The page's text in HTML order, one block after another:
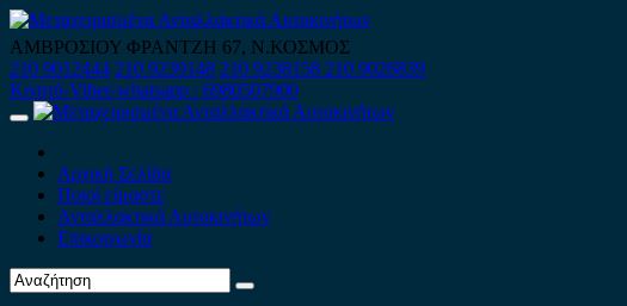
Skip
to
content
ΑΜΒΡΟΣΙΟΥ ΦΡΑΝΤΖΗ 67, Ν.ΚΟΣΜΟΣ
210 9012444 210 9239148 210 9238158 210 9026839
Κινητό-Viber-whatsapp : 6980507900
Primary
Αρχική Σελίδα
Ποιοί είμαστε
Ανταλλακτικά Αυτοκινήτων
Επικοινωνία